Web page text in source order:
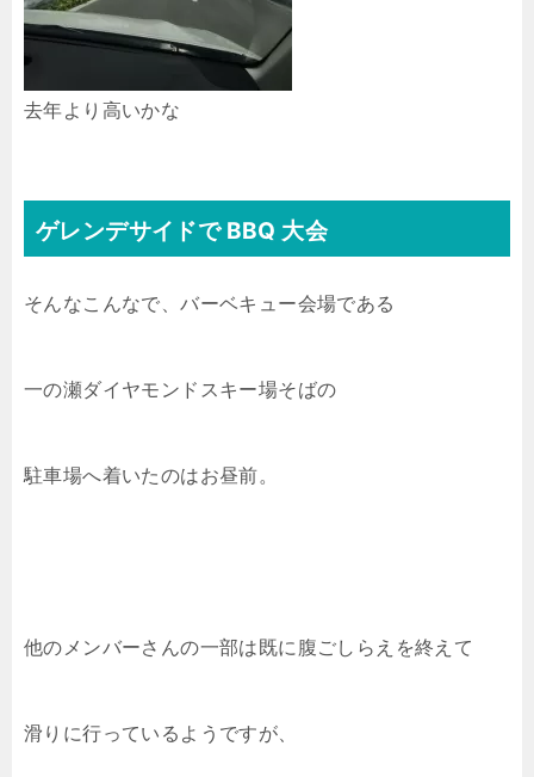
去年より高いかな
ゲレンデサイドで BBQ 大会
そんなこんなで、バーベキュー会場である
一の瀬ダイヤモンドスキー場そばの
駐車場へ着いたのはお昼前。
他のメンバーさんの一部は既に腹ごしらえを終えて
滑りに行っているようですが、